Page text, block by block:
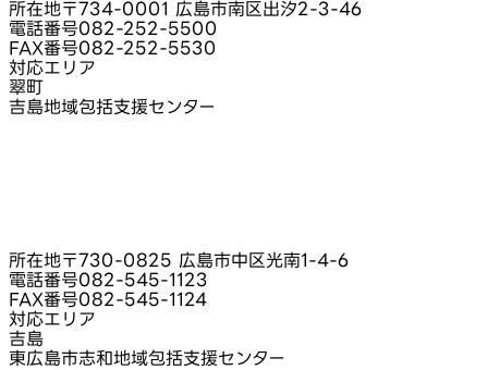
所在地〒734-0001 広島市南区出汐2-3-46
電話番号082-252-5500
FAX番号082-252-5530
対応エリア
翠町
吉島地域包括支援センター
所在地〒730-0825 広島市中区光南1-4-6
電話番号082-545-1123
FAX番号082-545-1124
対応エリア
吉島
東広島市志和地域包括支援センター